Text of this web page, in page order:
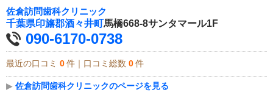
佐倉訪問歯科クリニック
千葉県印旛郡酒々井町馬橋668-8サンタマール1F
090-6170-0738
最近の口コミ 0 件｜口コミ総数 0 件
▶ 佐倉訪問歯科クリニックのページを見る